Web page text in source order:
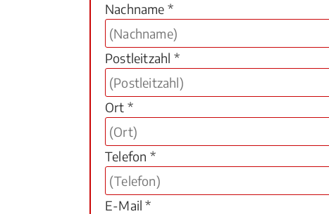
Nachname *
Postleitzahl *
Ort *
Telefon *
E-Mail *